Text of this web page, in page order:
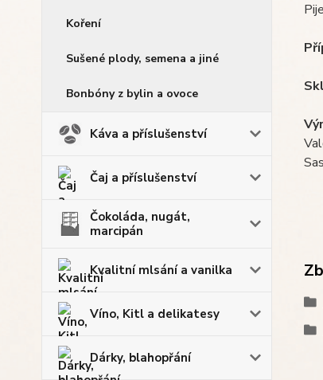
Koření
Sušené plody, semena a jiné
Bonbóny z bylin a ovoce
Káva a příslušenství
Čaj a příslušenství
Čokoláda, nugát,
marcipán
Kvalitní mlsání a vanilka
Víno, Kitl a delikatesy
Dárky, blahopřání